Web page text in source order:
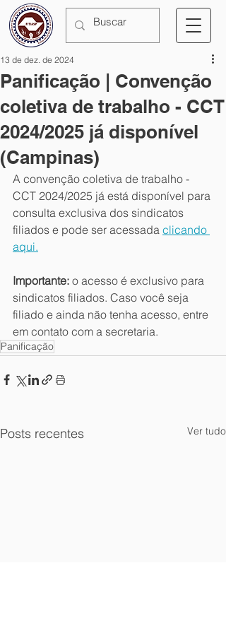
Panificação | Convenção
coletiva de trabalho - CCT
2024/2025 já disponível
(Campinas)
13 de dez. de 2024
A convenção coletiva de trabalho -
CCT 2024/2025 já está disponível para
consulta exclusiva dos sindicatos
filiados e pode ser acessada clicando
aqui.
Importante: o acesso é exclusivo para
sindicatos filiados. Caso você seja
filiado e ainda não tenha acesso, entre
em contato com a secretaria.
Panificação
Posts recentes Ver tudo